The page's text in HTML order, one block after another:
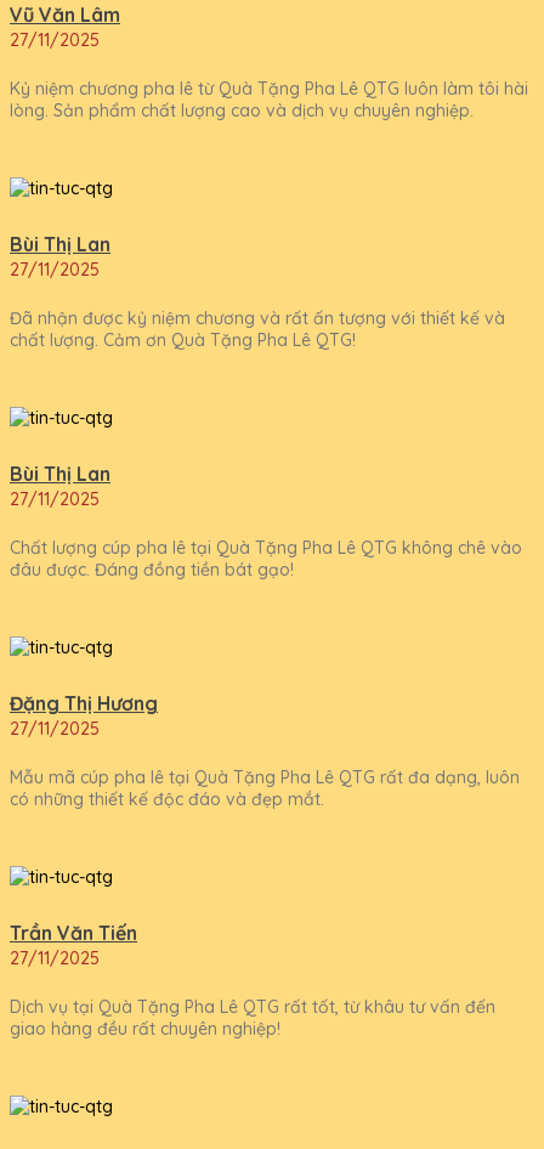
Vũ Văn Lâm
27/11/2025
Kỷ niệm chương pha lê từ Quà Tặng Pha Lê QTG luôn làm tôi hài
lòng. Sản phẩm chất lượng cao và dịch vụ chuyên nghiệp.
Bùi Thị Lan
27/11/2025
Đã nhận được kỷ niệm chương và rất ấn tượng với thiết kế và
chất lượng. Cảm ơn Quà Tặng Pha Lê QTG!
Bùi Thị Lan
27/11/2025
Chất lượng cúp pha lê tại Quà Tặng Pha Lê QTG không chê vào
đâu được. Đáng đồng tiền bát gạo!
Đặng Thị Hương
27/11/2025
Mẫu mã cúp pha lê tại Quà Tặng Pha Lê QTG rất đa dạng, luôn
có những thiết kế độc đáo và đẹp mắt.
Trần Văn Tiến
27/11/2025
Dịch vụ tại Quà Tặng Pha Lê QTG rất tốt, từ khâu tư vấn đến
giao hàng đều rất chuyên nghiệp!